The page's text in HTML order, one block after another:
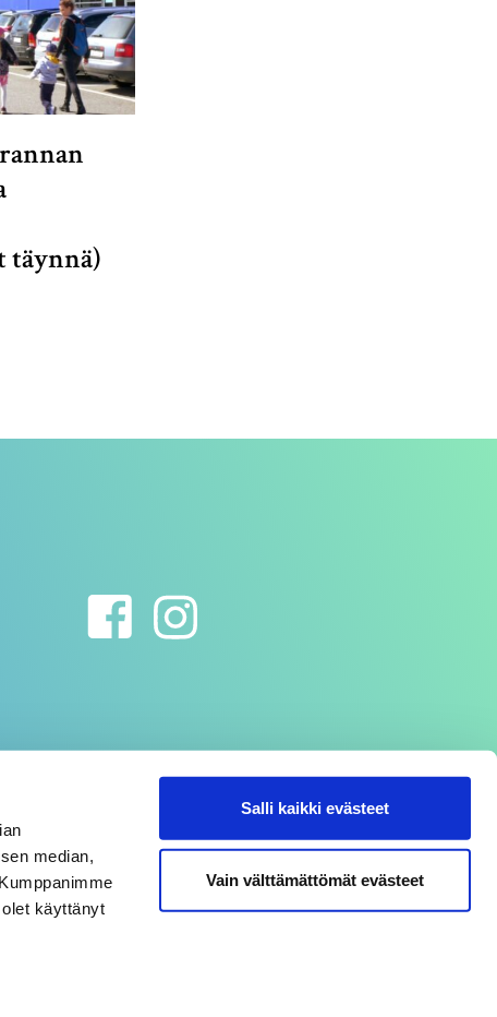
median,
käyttänyt
Salli kaikki evästeet
Vain välttämättömät evästeet
täynnä)